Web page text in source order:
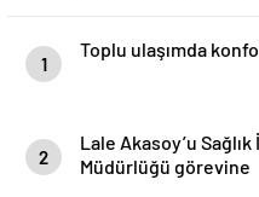
1
Toplu ulaşımda
2
Lale Akasoy’u Sağlık
Müdürlüğü görevine